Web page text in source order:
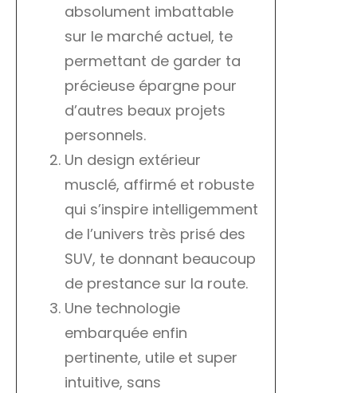
absolument imbattable
sur le marché actuel, te
permettant de garder ta
précieuse épargne pour
d’autres beaux projets
personnels.
Un design extérieur
musclé, affirmé et robuste
qui s’inspire intelligemment
de l’univers très prisé des
SUV, te donnant beaucoup
de prestance sur la route.
Une technologie
embarquée enfin
pertinente, utile et super
intuitive, sans